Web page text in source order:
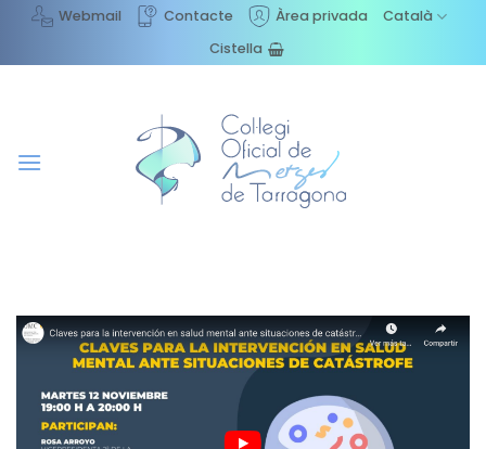
content
Webmail Contacte Àrea privada
Català
Cistella